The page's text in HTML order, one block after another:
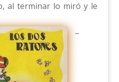
al terminar lo miró y le
–